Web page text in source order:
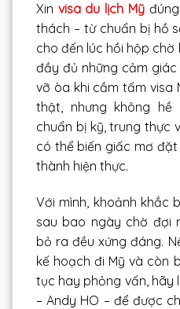
Xin visa du lịch Mỹđúng
thách – từ chuẩn bị hồ
cho đến lúc hồi hộp
đầy đủ những cảm
vỡ òa khi cầm tấm visa
thật, nhưng không hề
chuẩn bị kỹ, trung thực
có thể biến giấc mơ
thành hiện thực.
Với mình, khoảnh khắc
sau bao ngày chờ đợi
bỏ ra đều xứng đáng.
kế hoạch đi Mỹ và còn
tục hay phỏng vấn, hãy
– Andy HO – để được